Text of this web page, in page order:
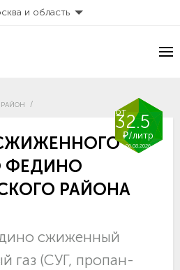
и область
от
32.5
₽/литр
06.08.2026
ФЕДИНО
РАЙОНА
сжиженный
газ (СУГ, пропан-